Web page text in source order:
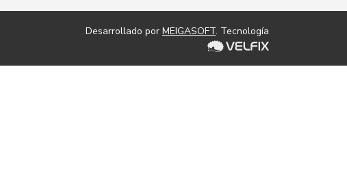
Desarrollado por MEIGASOFT. Tecnología